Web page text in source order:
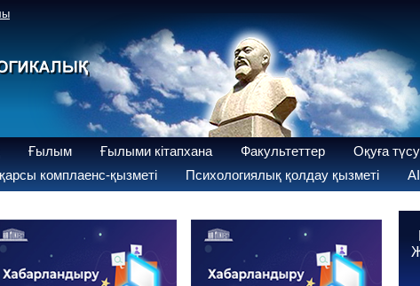
Ғылым Ғылыми кітапхана Факультеттер Оқуға
комплаенс-қызметі Психологиялық қолдау қызметі